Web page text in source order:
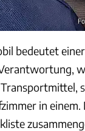
bedeutet
in einem.